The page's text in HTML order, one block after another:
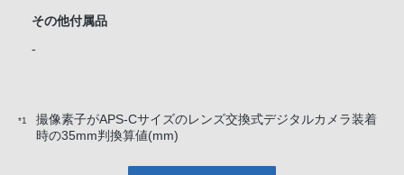
その他付属品
-
*1
撮像素子がAPS-Cサイズのレンズ交換式デジタルカメラ装着
時の35mm判換算値(mm)